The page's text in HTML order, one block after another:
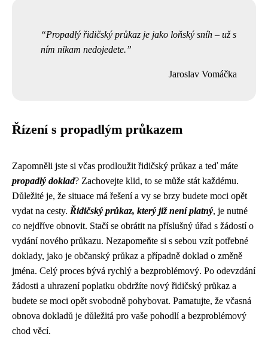
Propadlý řidičský průkaz je jako loňský sníh – už s
ním nikam nedojedete.
Jaroslav Vomáčka
Řízení s propadlým průkazem
Zapomněli jste si včas prodloužit řidičský průkaz a teď máte
propadlý doklad? Zachovejte klid, to se může stát každému.
Důležité je, že situace má řešení a vy se brzy budete moci opět
vydat na cesty. Řidičský průkaz, který již není platný, je nutné
co nejdříve obnovit. Stačí se obrátit na příslušný úřad s žádostí o
vydání nového průkazu. Nezapomeňte si s sebou vzít potřebné
doklady, jako je občanský průkaz a případně doklad o změně
jména. Celý proces bývá rychlý a bezproblémový. Po odevzdání
žádosti a uhrazení poplatku obdržíte nový řidičský průkaz a
budete se moci opět svobodně pohybovat. Pamatujte, že včasná
obnova dokladů je důležitá pro vaše pohodlí a bezproblémový
chod věcí.